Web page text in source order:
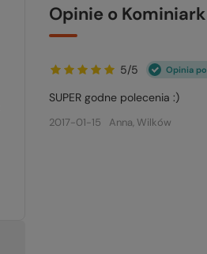
Opinie o
5/5 Opinia
SUPER godne polecenia :)
2017-01-15 Anna, Wilków